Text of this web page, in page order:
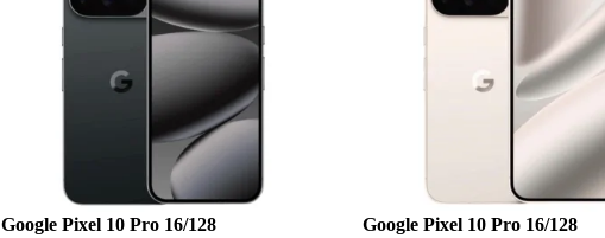
Google Pixel 10 Pro 16/128
Google Pixel 10 Pro 16/128